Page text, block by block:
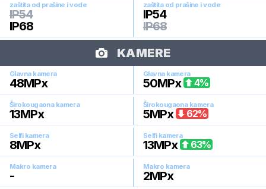
zaštita od prašine i vode
IP54
IP68
zaštita od prašine i vode
IP54
IP68
KAMERE
Glavna kamera
48MPx
Glavna kamera
50MPx 4%
Širokougaona kamera
13MPx
Širokougaona kamera
5MPx 62%
Selfi kamera
8MPx
Selfi kamera
13MPx 63%
Makro kamera
-
Makro kamera
2MPx